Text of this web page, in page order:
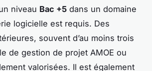
niveau Bac +5 dans un domaine
logicielle est requis. Des
souvent d’au moins trois
de gestion de projet AMOE ou
valorisées. Il est également